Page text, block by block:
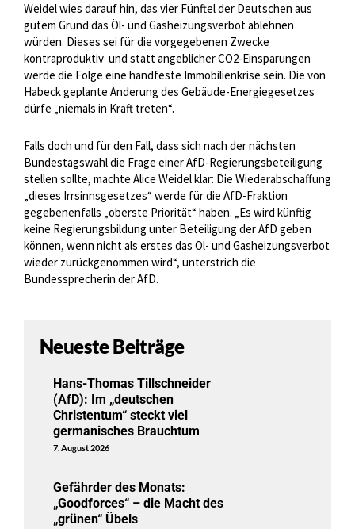
Weidel wies darauf hin, das vier Fünftel der Deutschen aus
gutem Grund das Öl- und Gasheizungsverbot ablehnen
würden. Dieses sei für die vorgegebenen Zwecke
kontraproduktiv und statt angeblicher CO2-Einsparungen
werde die Folge eine handfeste Immobilienkrise sein. Die von
Habeck geplante Änderung des Gebäude-Energiegesetzes
dürfe „niemals in Kraft treten“.
Falls doch und für den Fall, dass sich nach der nächsten
Bundestagswahl die Frage einer AfD-Regierungsbeteiligung
stellen sollte, machte Alice Weidel klar: Die Wiederabschaffung
„dieses Irrsinnsgesetzes“ werde für die AfD-Fraktion
gegebenenfalls „oberste Priorität“ haben. „Es wird künftig
keine Regierungsbildung unter Beteiligung der AfD geben
können, wenn nicht als erstes das Öl- und Gasheizungsverbot
wieder zurückgenommen wird“, unterstrich die
Bundessprecherin der AfD.
Neueste Beiträge
Hans-Thomas Tillschneider
(AfD): Im „deutschen
Christentum“ steckt viel
germanisches Brauchtum
7. August 2026
Gefährder des Monats:
„Goodforces“ – die Macht des
„grünen“ Übels